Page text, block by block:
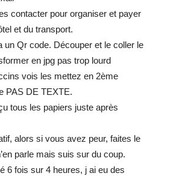
contacter pour organiser et payer
et du transport.
Qr code. Découper et le coller le
en jpg pas trop lourd
vois les mettez en 2ème
PAS DE TEXTE.
tous les papiers juste après
alors si vous avez peur, faites le
parle mais suis sur du coup.
6 fois sur 4 heures, j ai eu des